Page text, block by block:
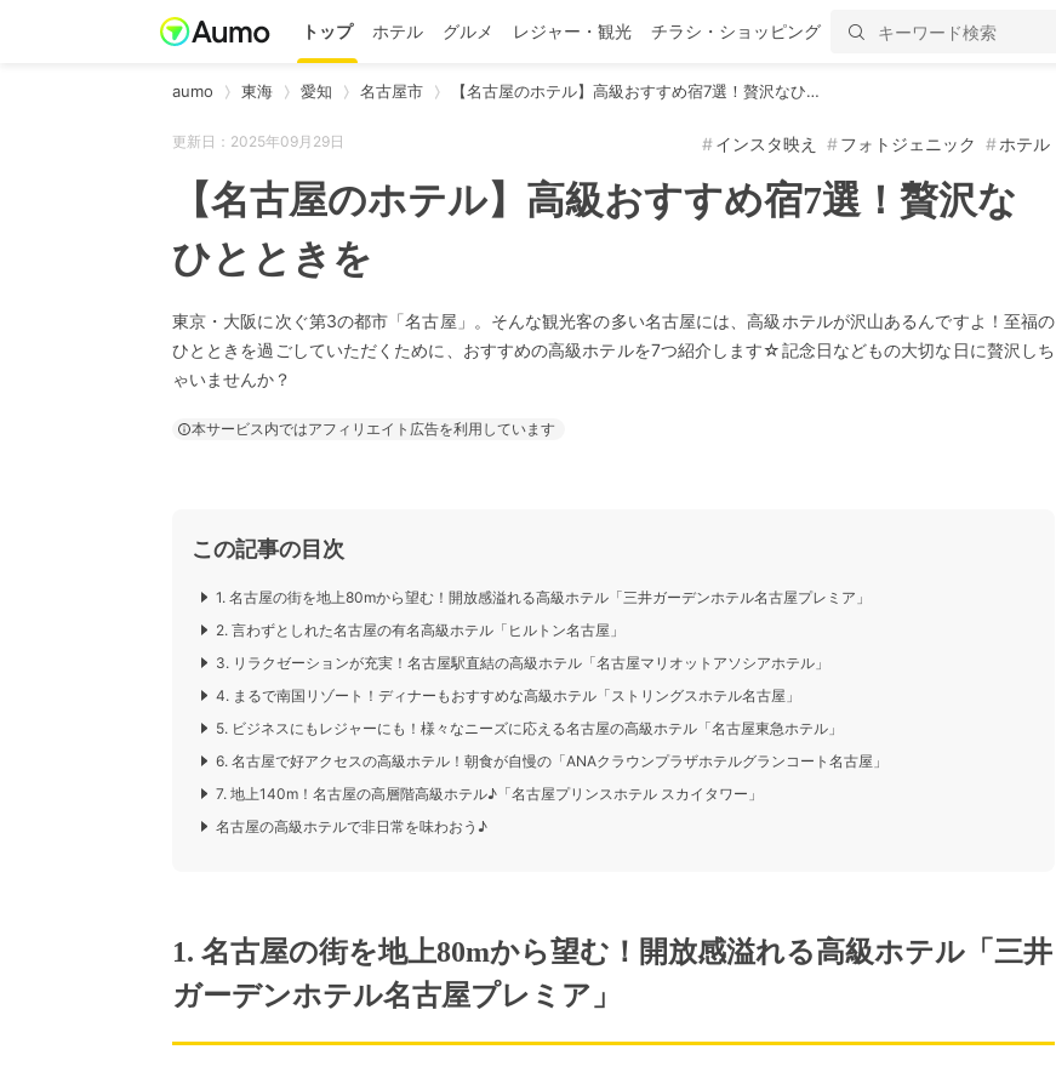
トップ ホテル グルメ レジャー・観光 チラシ・ショッピング
aumo 東海 愛知 名古屋市 【名古屋のホテル】高級おすすめ宿7選！贅沢なひ…
更新日：2025年09月29日 インスタ映え フォトジェニック ホテル
【名古屋のホテル】高級おすすめ宿7選！贅沢な
ひとときを
東京・大阪に次ぐ第3の都市「名古屋」。そんな観光客の多い名古屋には、高級ホテルが沢山あるんですよ！至福の
ひとときを過ごしていただくために、おすすめの高級ホテルを7つ紹介します☆記念日などもの大切な日に贅沢しち
ゃいませんか？
本サービス内ではアフィリエイト広告を利用しています
この記事の目次
1. 名古屋の街を地上80mから望む！開放感溢れる高級ホテル「三井ガーデンホテル名古屋プレミア」
2. 言わずとしれた名古屋の有名高級ホテル「ヒルトン名古屋」
3. リラクゼーションが充実！名古屋駅直結の高級ホテル「名古屋マリオットアソシアホテル」
4. まるで南国リゾート！ディナーもおすすめな高級ホテル「ストリングスホテル名古屋」
5. ビジネスにもレジャーにも！様々なニーズに応える名古屋の高級ホテル「名古屋東急ホテル」
6. 名古屋で好アクセスの高級ホテル！朝食が自慢の「ANAクラウンプラザホテルグランコート名古屋」
7. 地上140m！名古屋の高層階高級ホテル♪「名古屋プリンスホテル スカイタワー」
名古屋の高級ホテルで非日常を味わおう♪
1. 名古屋の街を地上80mから望む！開放感溢れる高級ホテル「三井
ガーデンホテル名古屋プレミア」